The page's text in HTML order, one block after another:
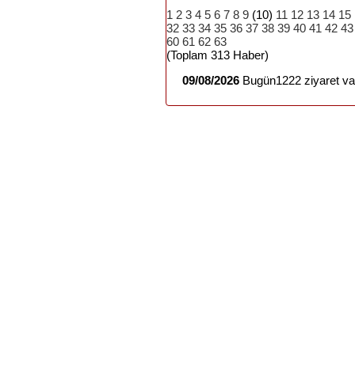
1 2 3 4 5 6 7 8 9 (10) 11 12 13 14 15
32 33 34 35 36 37 38 39 40 41 42 43
60 61 62 63
(Toplam 313 Haber)
09/08/2026 Bugün1222 ziyaret